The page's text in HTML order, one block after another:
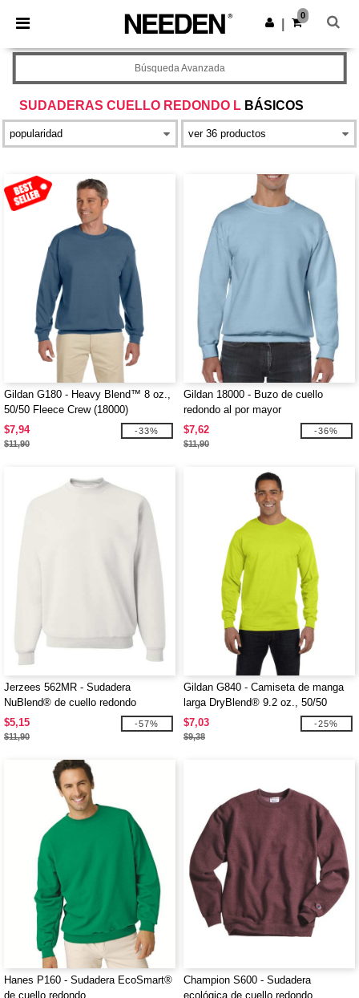
× App de Needen
¡Mejores precios en app!
Descargar app
0
SUDADERAS CUELLO REDONDO L BÁSICOS
Búsqueda Avanzada
Gildan G180 - Heavy Blend™ 8 oz.,
50/50 Fleece Crew (18000)
$7,94
$11,90
-33%
Gildan 18000 - Buzo de cuello
redondo al por mayor
$7,62
$11,90
-36%
Jerzees 562MR - Sudadera
NuBlend® de cuello redondo
$5,15
$11,90
-57%
Gildan G840 - Camiseta de manga
larga DryBlend® 9.2 oz., 50/50
$7,03
$9,38
-25%
Hanes P160 - Sudadera EcoSmart®
de cuello redondo
Champion S600 - Sudadera
ecológica de cuello redondo